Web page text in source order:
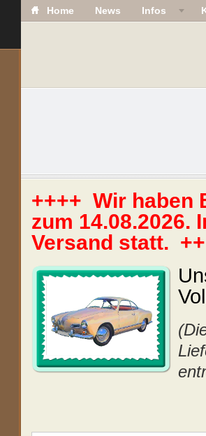
Home News Infos
++++ Wir haben
zum 14.08.2026.
Versand statt.